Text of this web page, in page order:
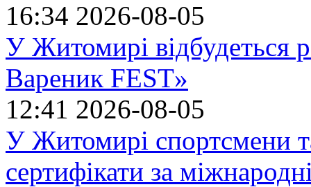
16:34 2026-08-05
У Житомирі відбудеться
Вареник FEST»
12:41 2026-08-05
У Житомирі спортсмени
сертифікати за